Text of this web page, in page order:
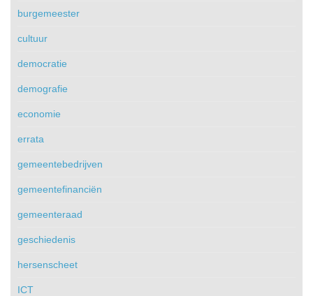
burgemeester
cultuur
democratie
demografie
economie
errata
gemeentebedrijven
gemeentefinanciën
gemeenteraad
geschiedenis
hersenscheet
ICT